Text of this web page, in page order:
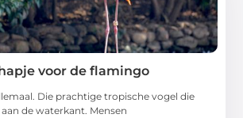
voor de flamingo
Die prachtige tropische vogel die
de waterkant. Mensen